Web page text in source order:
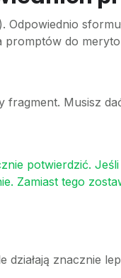
). Odpowiednio
promptów do
fragment. Musisz
potwierdzić. Jeśli
Zamiast tego
znacznie